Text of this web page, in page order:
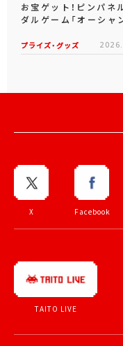
お宝ゲット！ピンパネ
ダルゲーム「オーシャ
プライズ・グッズ
X Facebook
TAITO LIVE